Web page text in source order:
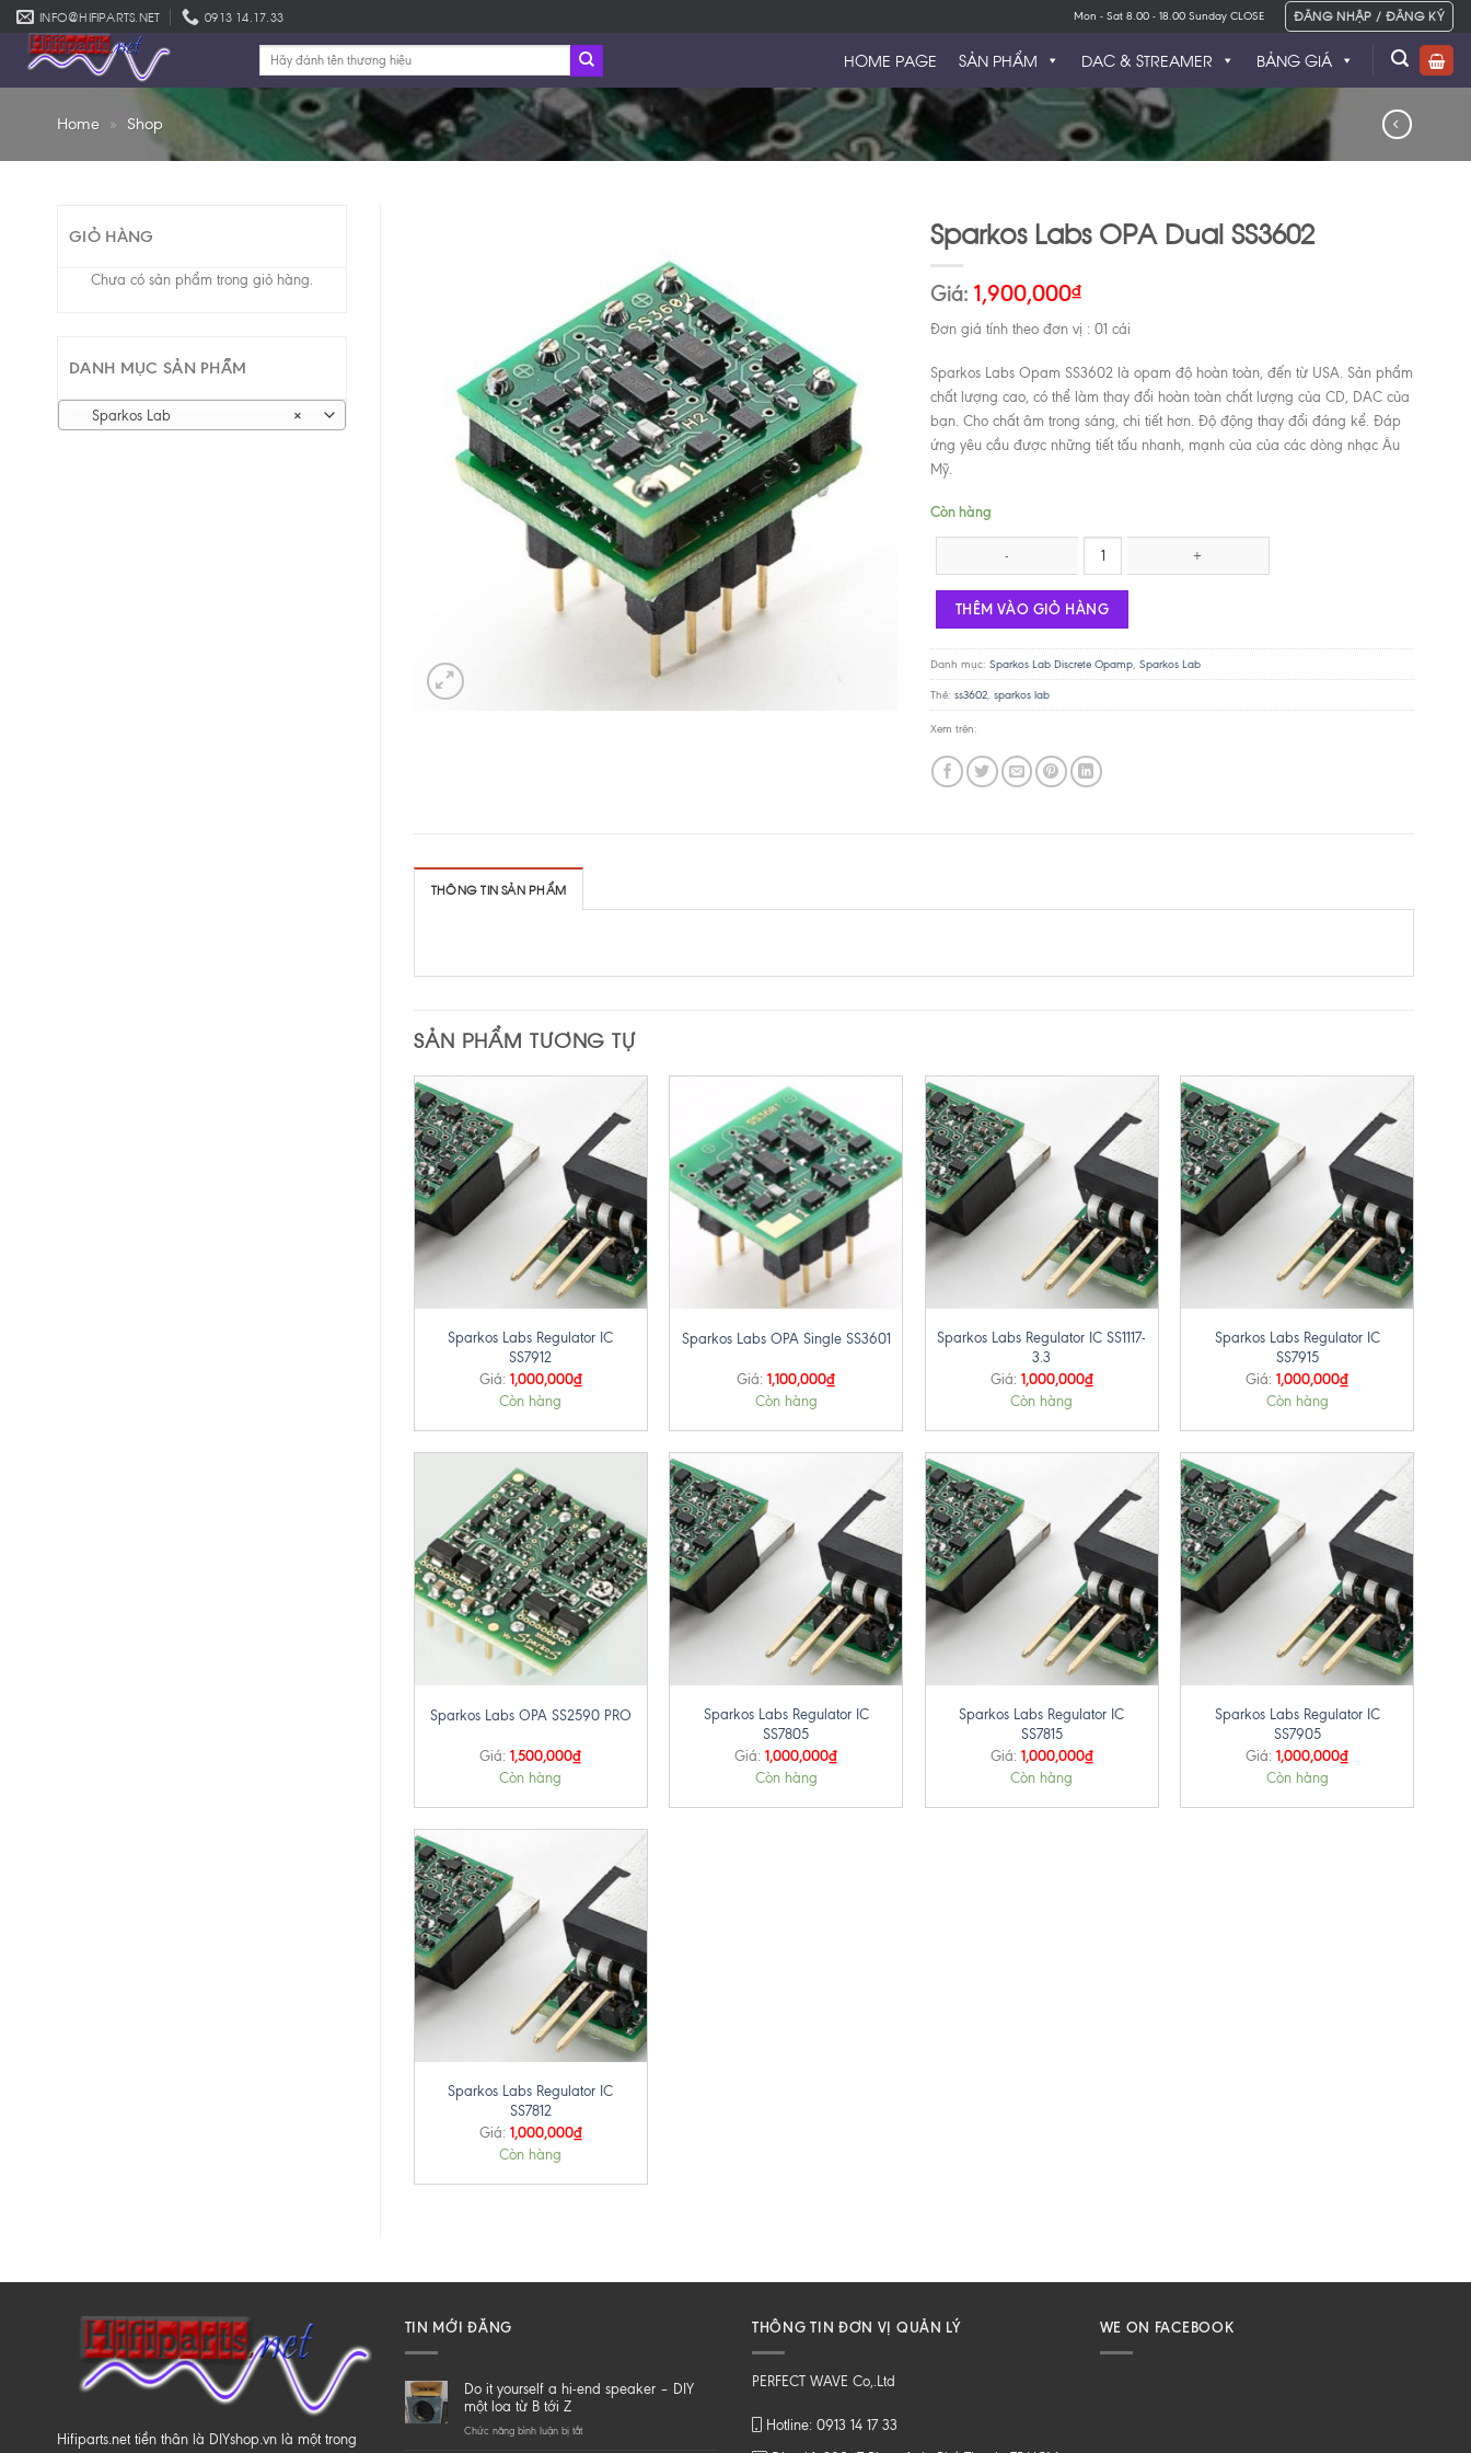
Skip
to
content
INFO@HIFIPARTS.NET 0913 14.17.33 Mon - Sat 8.00 - 18.00 Sunday CLOSE ĐĂNG NHẬP / ĐĂNG KÝ
Tìm
HOME PAGE SẢN PHẨM BẢNG GIÁ
DAC & STREAMER
Home » Shop
GIỎ HÀNG
Chưa có sản phẩm trong giỏ hàng.
DANH MỤC SẢN PHẨM
×
Sparkos Lab
Sparkos Labs OPA Dual SS3602
Giá: 1,900,000₫
Đơn giá tính theo đơn vị : 01 cái
Sparkos Labs Opam SS3602 là opam độ hoàn toàn, đến từ USA. Sản phẩm
chất lượng cao, có thể làm thay đổi hoàn toàn chất lượng của CD, DAC của
bạn. Cho chất âm trong sáng, chi tiết hơn. Độ động thay đổi đáng kể. Đáp
ứng yêu cầu được những tiết tấu nhanh, mạnh của của các dòng nhạc Âu
Mỹ.
Còn hàng
Sparkos Labs OPA Dual SS3602 số lượng
THÊM VÀO GIỎ HÀNG
Danh mục: Sparkos Lab Discrete Opamp, Sparkos Lab
Thẻ: ss3602, sparkos lab
Xem trên:
THÔNG TIN SẢN PHẨM
SẢN PHẨM TƯƠNG TỰ
Sparkos Labs Regulator IC
SS7912
Giá: 1,000,000₫
Còn hàng
Sparkos Labs OPA Single SS3601
Giá: 1,100,000₫
Còn hàng
Sparkos Labs Regulator IC SS1117-
3.3
Giá: 1,000,000₫
Còn hàng
Sparkos Labs Regulator IC
SS7915
Giá: 1,000,000₫
Còn hàng
Sparkos Labs OPA SS2590 PRO
Giá: 1,500,000₫
Còn hàng
Sparkos Labs Regulator IC
SS7805
Giá: 1,000,000₫
Còn hàng
Sparkos Labs Regulator IC
SS7815
Giá: 1,000,000₫
Còn hàng
Sparkos Labs Regulator IC
SS7905
Giá: 1,000,000₫
Còn hàng
Sparkos Labs Regulator IC
SS7812
Giá: 1,000,000₫
Còn hàng
Hifiparts.net tiền thân là DIYshop.vn là một trong
TIN MỚI ĐĂNG
Do it yourself a hi-end speaker – DIY
một loa từ B tới Z
Chức năng bình luận bị tắtở
THÔNG TIN ĐƠN VỊ QUẢN LÝ
PERFECT WAVE Co,.Ltd
Hotline: 0913 14 17 33
WE ON FACEBOOK